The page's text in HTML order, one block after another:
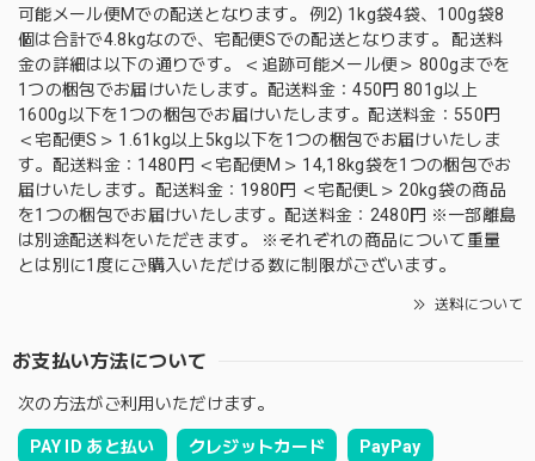
可能メール便Mでの配送となります。 例2) 1kg袋4袋、100g袋8
個は合計で4.8kgなので、宅配便Sでの配送となります。 配送料
金の詳細は以下の通りです。 ＜追跡可能メール便＞ 800gまでを
1つの梱包でお届けいたします。配送料金：450円 801g以上
1600g以下を1つの梱包でお届けいたします。配送料金：550円
＜宅配便S＞ 1.61kg以上5kg以下を1つの梱包でお届けいたしま
す。配送料金：1480円 ＜宅配便M＞ 14,18kg袋を1つの梱包でお
届けいたします。配送料金：1980円 ＜宅配便L＞ 20kg袋の商品
を1つの梱包でお届けいたします。配送料金：2480円 ※一部離島
は別途配送料をいただきます。 ※それぞれの商品について重量
とは別に1度にご購入いただける数に制限がございます。
送料について
お支払い方法について
次の方法がご利用いただけます。
PAY ID あと払い クレジットカード PayPay